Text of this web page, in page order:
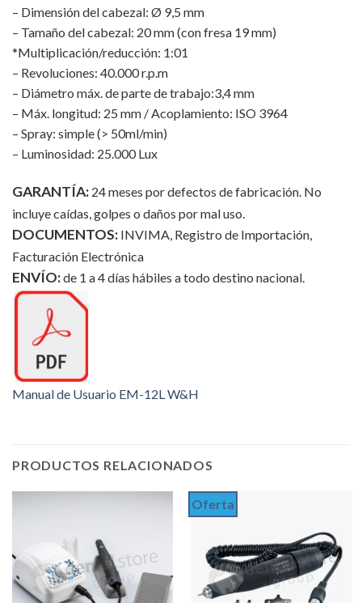
– Dimensión del cabezal: Ø 9,5 mm
– Tamaño del cabezal: 20 mm (con fresa 19 mm)
*Multiplicación/reducción: 1:01
– Revoluciones: 40.000 r.p.m
– Diámetro máx. de parte de trabajo:3,4 mm
– Máx. longitud: 25 mm / Acoplamiento: ISO 3964
– Spray: simple (> 50ml/min)
– Luminosidad: 25.000 Lux
GARANTÍA: 24 meses por defectos de fabricación. No
incluye caídas, golpes o daños por mal uso.
DOCUMENTOS: INVIMA, Registro de Importación,
Facturación Electrónica
ENVÍO:de 1 a 4 días hábiles a todo destino nacional.
Manual de Usuario EM-12L W&H
PRODUCTOS RELACIONADOS
Oferta